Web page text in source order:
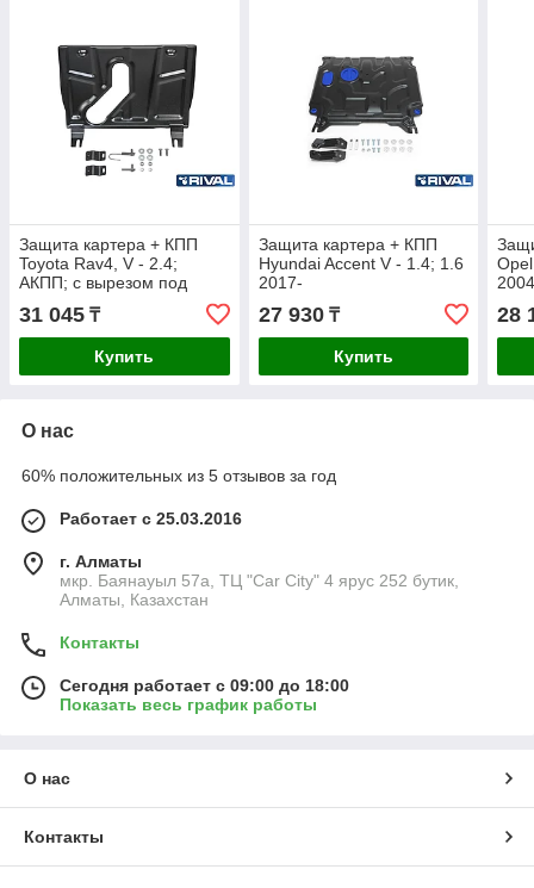
Защита картера + КПП
Toyota Rav4, V - 2.4;
АКПП; с вырезом под
глушитель 2010-2013
31 045 ₸
Купить
Защита картера + КПП
Hyundai Accent V - 1.4; 1.6
2017-
27 930₸
Купить
28
О нас
60% положительных из 5 отзывов за год
Работает с 25.03.2016
г. Алматы
мкр. Баянауыл 57а, ТЦ "Car Сity" 4 ярус 252 бутик,
Алматы, Казахстан
Контакты
Сегодня работает с 09:00 до 18:00
Показать весь график работы
О нас
Контакты